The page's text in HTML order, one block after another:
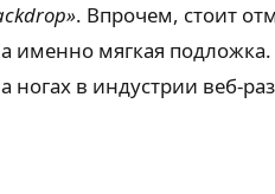
. Впрочем, стоит
именно мягкая
ногах в индустрии веб-